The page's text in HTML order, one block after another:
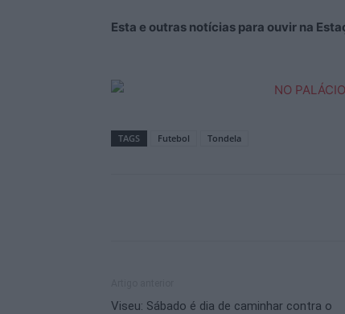
Esta e outras notícias para ouvir na
TAGS Futebol Tondela
Viseu: Sábado é dia de caminhar contra o